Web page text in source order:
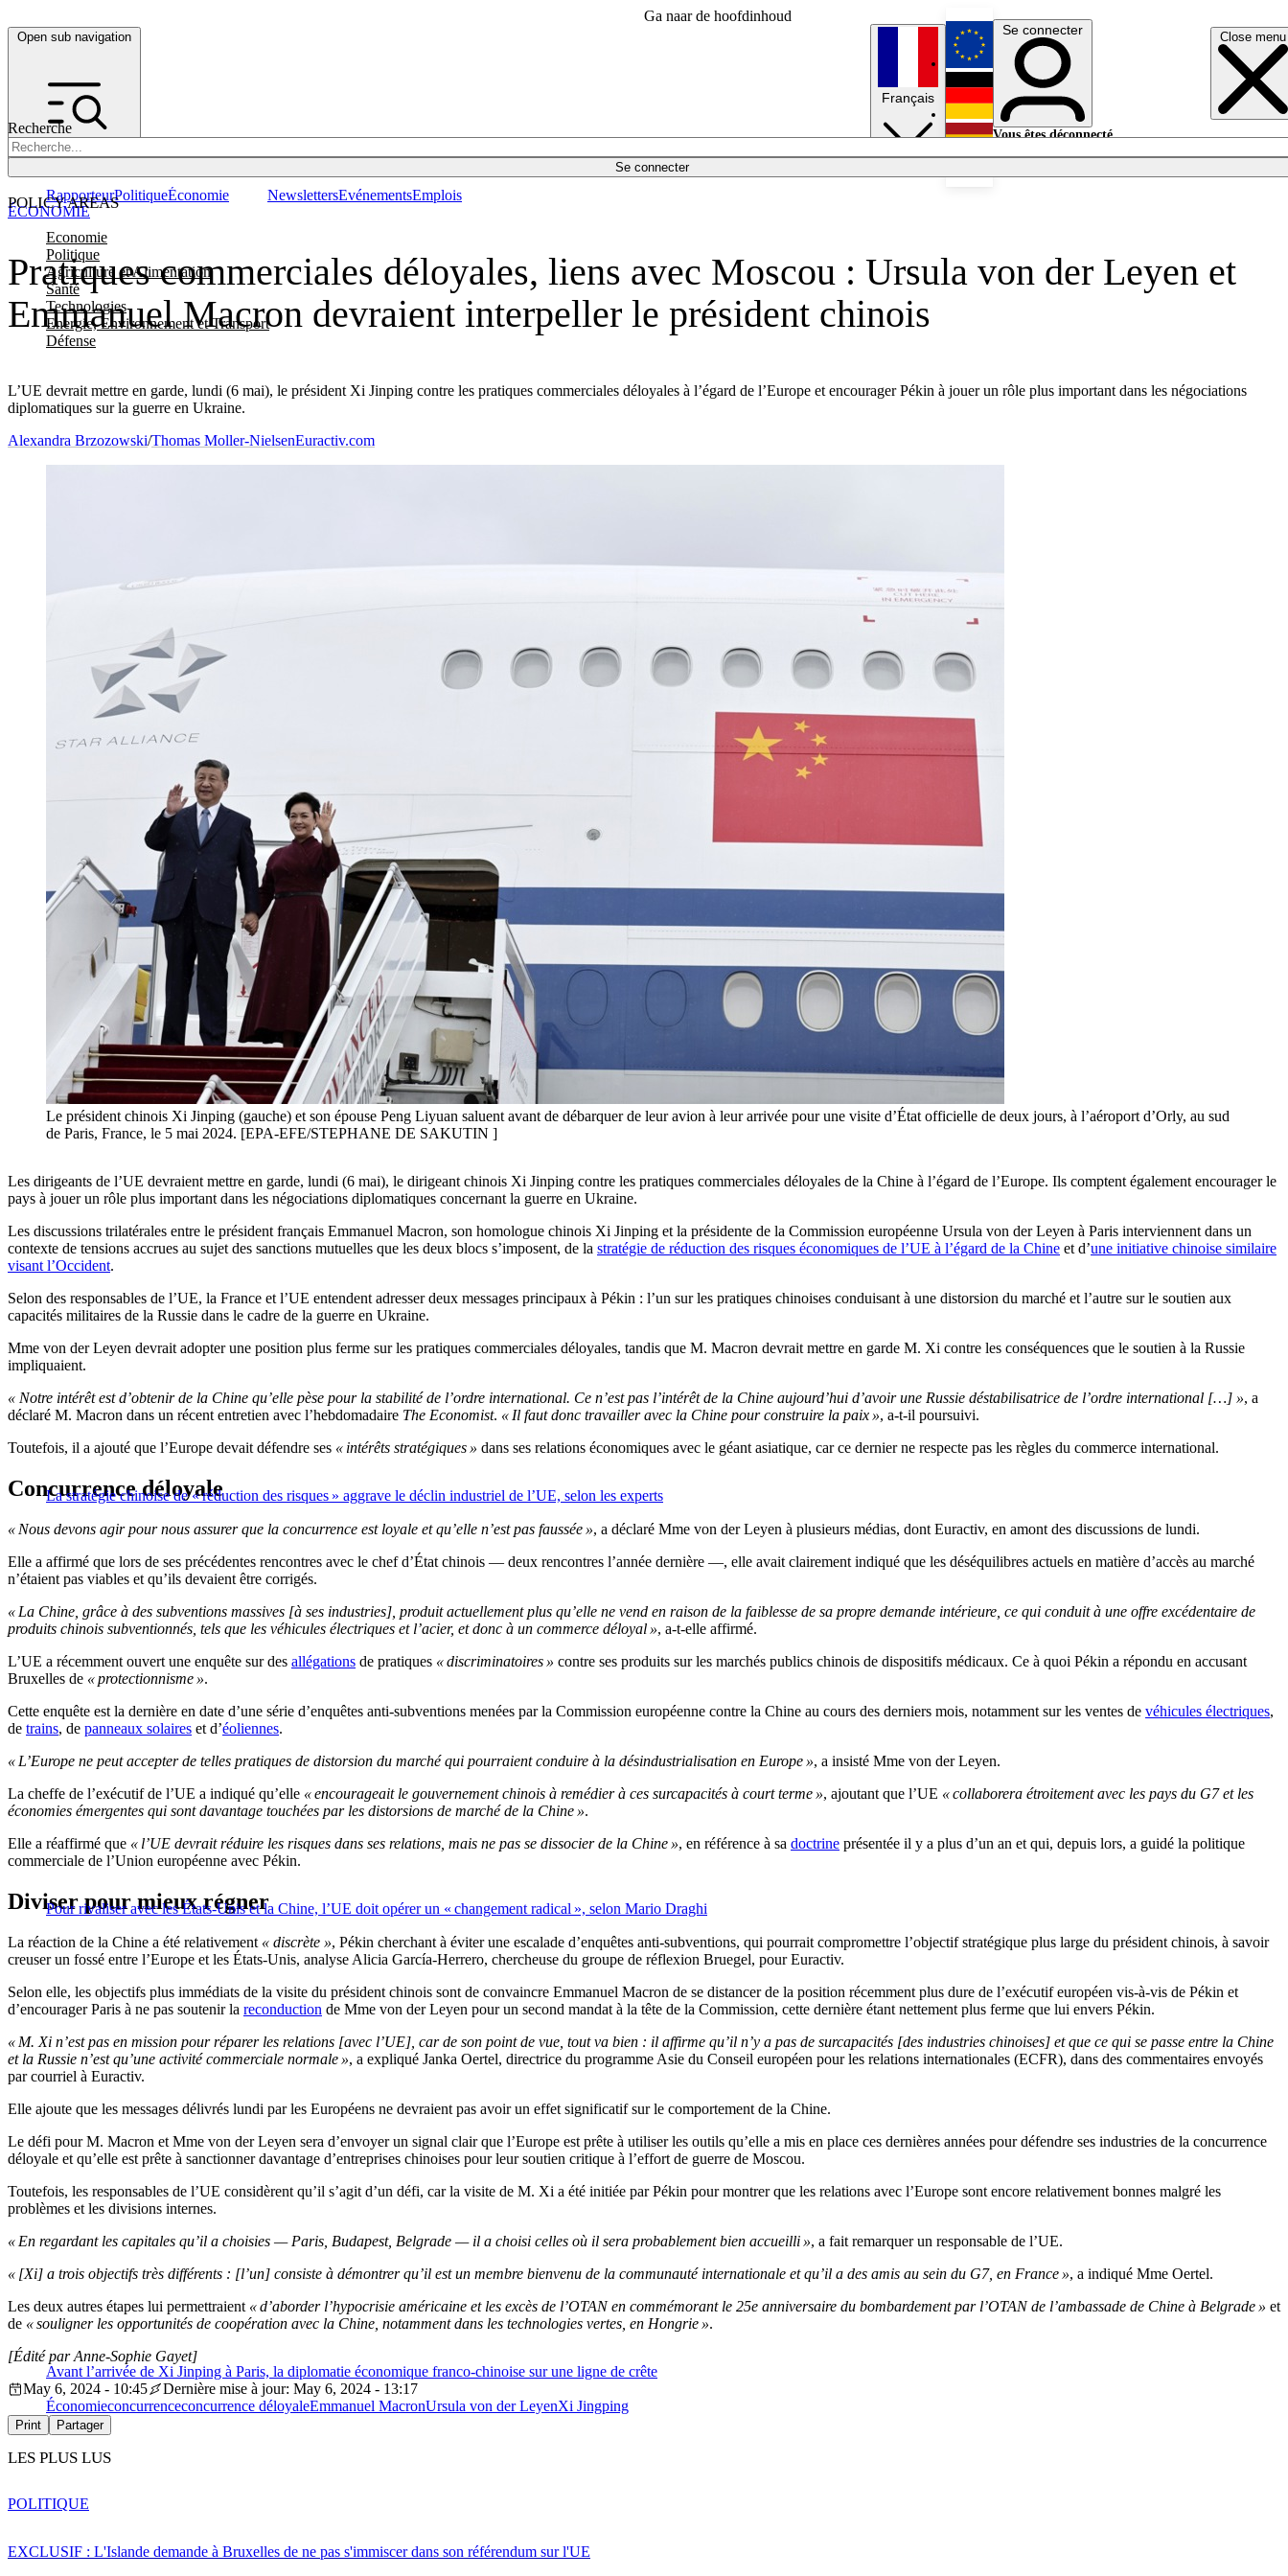
Ga naar de hoofdinhoud
Open sub navigation Close menu
Recherche
Se connecter
POLICY AREAS
Economie
Politique
Agriculture et Alimentation
Santé
Technologies
Energie, Environnement et Transport
Défense
RapporteurPolitiqueÉconomie NewslettersEvénementsEmplois
Français
English
Deutsch
Se connecter
Vous êtes déconnecté.
Pratiques commerciales déloyales, liens avec Moscou : Ursula von der Leyen et
Emmanuel Macron devraient interpeller le président chinois
L’UE devrait mettre en garde, lundi (6 mai), le président Xi Jinping contre les pratiques commerciales déloyales à l’égard de l’Europe et encourager Pékin à jouer un rôle plus important dans les négociations
diplomatiques sur la guerre en Ukraine.
ÉCONOMIE
Alexandra Brzozowski/Thomas Moller-NielsenEuractiv.com
Le président chinois Xi Jinping (gauche) et son épouse Peng Liyuan saluent avant de débarquer de leur avion à leur arrivée pour une visite d’État officielle de deux jours, à l’aéroport d’Orly, au sud
de Paris, France, le 5 mai 2024. [EPA-EFE/STEPHANE DE SAKUTIN ]
Les dirigeants de l’UE devraient mettre en garde, lundi (6 mai), le dirigeant chinois Xi Jinping contre les pratiques commerciales déloyales de la Chine à l’égard de l’Europe. Ils comptent également encourager le
pays à jouer un rôle plus important dans les négociations diplomatiques concernant la guerre en Ukraine.
Les discussions trilatérales entre le président français Emmanuel Macron, son homologue chinois Xi Jinping et la présidente de la Commission européenne Ursula von der Leyen à Paris interviennent dans un
contexte de tensions accrues au sujet des sanctions mutuelles que les deux blocs s’imposent, de la stratégie de réduction des risques économiques de l’UE à l’égard de la Chine et d’une initiative chinoise similaire
visant l’Occident.
Selon des responsables de l’UE, la France et l’UE entendent adresser deux messages principaux à Pékin : l’un sur les pratiques chinoises conduisant à une distorsion du marché et l’autre sur le soutien aux
capacités militaires de la Russie dans le cadre de la guerre en Ukraine.
Mme von der Leyen devrait adopter une position plus ferme sur les pratiques commerciales déloyales, tandis que M. Macron devrait mettre en garde M. Xi contre les conséquences que le soutien à la Russie
impliquaient.
« Notre intérêt est d’obtenir de la Chine qu’elle pèse pour la stabilité de l’ordre international. Ce n’est pas l’intérêt de la Chine aujourd’hui d’avoir une Russie déstabilisatrice de l’ordre international […] », a
déclaré M. Macron dans un récent entretien avec l’hebdomadaire The Economist. « Il faut donc travailler avec la Chine pour construire la paix », a-t-il poursuivi.
Toutefois, il a ajouté que l’Europe devait défendre ses « intérêts stratégiques » dans ses relations économiques avec le géant asiatique, car ce dernier ne respecte pas les règles du commerce international.
La stratégie chinoise de « réduction des risques » aggrave le déclin industriel de l’UE, selon les experts
Concurrence déloyale
« Nous devons agir pour nous assurer que la concurrence est loyale et qu’elle n’est pas faussée », a déclaré Mme von der Leyen à plusieurs médias, dont Euractiv, en amont des discussions de lundi.
Elle a affirmé que lors de ses précédentes rencontres avec le chef d’État chinois — deux rencontres l’année dernière —, elle avait clairement indiqué que les déséquilibres actuels en matière d’accès au marché
n’étaient pas viables et qu’ils devaient être corrigés.
« La Chine, grâce à des subventions massives [à ses industries], produit actuellement plus qu’elle ne vend en raison de la faiblesse de sa propre demande intérieure, ce qui conduit à une offre excédentaire de
produits chinois subventionnés, tels que les véhicules électriques et l’acier, et donc à un commerce déloyal », a-t-elle affirmé.
L’UE a récemment ouvert une enquête sur des allégations de pratiques « discriminatoires » contre ses produits sur les marchés publics chinois de dispositifs médicaux. Ce à quoi Pékin a répondu en accusant
Bruxelles de « protectionnisme ».
Cette enquête est la dernière en date d’une série d’enquêtes anti-subventions menées par la Commission européenne contre la Chine au cours des derniers mois, notamment sur les ventes de véhicules électriques,
de trains, de panneaux solaires et d’éoliennes.
« L’Europe ne peut accepter de telles pratiques de distorsion du marché qui pourraient conduire à la désindustrialisation en Europe », a insisté Mme von der Leyen.
La cheffe de l’exécutif de l’UE a indiqué qu’elle « encourageait le gouvernement chinois à remédier à ces surcapacités à court terme », ajoutant que l’UE « collaborera étroitement avec les pays du G7 et les
économies émergentes qui sont davantage touchées par les distorsions de marché de la Chine ».
Elle a réaffirmé que « l’UE devrait réduire les risques dans ses relations, mais ne pas se dissocier de la Chine », en référence à sa doctrine présentée il y a plus d’un an et qui, depuis lors, a guidé la politique
commerciale de l’Union européenne avec Pékin.
Pour rivaliser avec les États-Unis et la Chine, l’UE doit opérer un « changement radical », selon Mario Draghi
Diviser pour mieux régner
La réaction de la Chine a été relativement « discrète », Pékin cherchant à éviter une escalade d’enquêtes anti-subventions, qui pourrait compromettre l’objectif stratégique plus large du président chinois, à savoir
creuser un fossé entre l’Europe et les États-Unis, analyse Alicia García-Herrero, chercheuse du groupe de réflexion Bruegel, pour Euractiv.
Selon elle, les objectifs plus immédiats de la visite du président chinois sont de convaincre Emmanuel Macron de se distancer de la position récemment plus dure de l’exécutif européen vis-à-vis de Pékin et
d’encourager Paris à ne pas soutenir la reconduction de Mme von der Leyen pour un second mandat à la tête de la Commission, cette dernière étant nettement plus ferme que lui envers Pékin.
« M. Xi n’est pas en mission pour réparer les relations [avec l’UE], car de son point de vue, tout va bien : il affirme qu’il n’y a pas de surcapacités [des industries chinoises] et que ce qui se passe entre la Chine
et la Russie n’est qu’une activité commerciale normale », a expliqué Janka Oertel, directrice du programme Asie du Conseil européen pour les relations internationales (ECFR), dans des commentaires envoyés
par courriel à Euractiv.
Elle ajoute que les messages délivrés lundi par les Européens ne devraient pas avoir un effet significatif sur le comportement de la Chine.
Le défi pour M. Macron et Mme von der Leyen sera d’envoyer un signal clair que l’Europe est prête à utiliser les outils qu’elle a mis en place ces dernières années pour défendre ses industries de la concurrence
déloyale et qu’elle est prête à sanctionner davantage d’entreprises chinoises pour leur soutien critique à l’effort de guerre de Moscou.
Toutefois, les responsables de l’UE considèrent qu’il s’agit d’un défi, car la visite de M. Xi a été initiée par Pékin pour montrer que les relations avec l’Europe sont encore relativement bonnes malgré les
problèmes et les divisions internes.
« En regardant les capitales qu’il a choisies — Paris, Budapest, Belgrade — il a choisi celles où il sera probablement bien accueilli », a fait remarquer un responsable de l’UE.
« [Xi] a trois objectifs très différents : [l’un] consiste à démontrer qu’il est un membre bienvenu de la communauté internationale et qu’il a des amis au sein du G7, en France », a indiqué Mme Oertel.
Les deux autres étapes lui permettraient « d’aborder l’hypocrisie américaine et les excès de l’OTAN en commémorant le 25e anniversaire du bombardement par l’OTAN de l’ambassade de Chine à Belgrade » et
de « souligner les opportunités de coopération avec la Chine, notamment dans les technologies vertes, en Hongrie ».
Avant l’arrivée de Xi Jinping à Paris, la diplomatie économique franco-chinoise sur une ligne de crête
[Édité par Anne-Sophie Gayet]
May 6, 2024 - 10:45
Dernière mise à jour: May 6, 2024 - 13:17
Économieconcurrenceconcurrence déloyaleEmmanuel MacronUrsula von der LeyenXi Jingping
Print Partager
LES PLUS LUS
EXCLUSIF : L'Islande demande à Bruxelles de ne pas s'immiscer dans son référendum sur l'UE
POLITIQUE